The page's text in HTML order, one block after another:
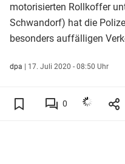
motorisierten Rollkoffer
Schwandorf) hat die
besonders auffälligen
dpa | 17. Juli 2020 - 08:50 Uhr
0